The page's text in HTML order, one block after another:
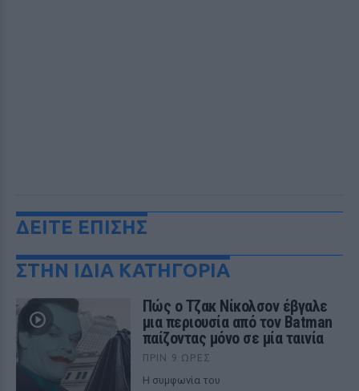
ΔΕΙΤΕ ΕΠΙΣΗΣ
ΣΤΗΝ ΙΔΙΑ ΚΑΤΗΓΟΡΙΑ
Πώς ο Τζακ Νίκολσον έβγαλε
μια περιουσία από τον Batman
παίζοντας μόνο σε μία ταινία
ΠΡΙΝ 9 ΏΡΕΣ
Η συμφωνία του